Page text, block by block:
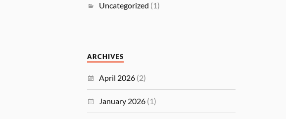
Uncategorized (1)
ARCHIVES
April 2026 (2)
January 2026 (1)